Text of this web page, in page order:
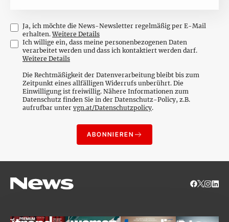
Ja, ich möchte die News-Newsletter regelmäßig per E-Mail
erhalten. Weitere Details
Ich willige ein, dass meine personenbezogenen Daten
verarbeitet werden und dass ich kontaktiert werden darf.
Weitere Details
Die Rechtmäßigkeit der Datenverarbeitung bleibt bis zum
Zeitpunkt eines allfälligen Widerrufs unberührt. Die
Einwilligung ist freiwillig. Nähere Informationen zum
Datenschutz finden Sie in der Datenschutz-Policy, z.B.
aufrufbar unter vgn.at/Datenschutzpolicy.
ABONNIEREN